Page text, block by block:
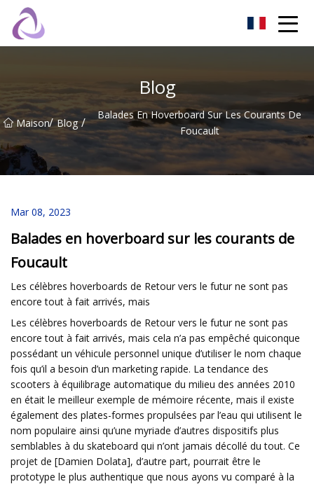
Blog
Maison/ Blog /
Balades En Hoverboard Sur Les Courants De
Foucault
Mar 08, 2023
Balades en hoverboard sur les courants de
Foucault
Les célèbres hoverboards de Retour vers le futur ne sont pas
encore tout à fait arrivés, mais
Les célèbres hoverboards de Retour vers le futur ne sont pas
encore tout à fait arrivés, mais cela n’a pas empêché quiconque
possédant un véhicule personnel unique d’utiliser le nom chaque
fois qu’il a besoin d’un marketing rapide. La tendance des
scooters à équilibrage automatique du milieu des années 2010
en était le meilleur exemple de mémoire récente, mais il existe
également des plates-formes propulsées par l’eau qui utilisent le
nom populaire ainsi qu’une myriade d’autres dispositifs plus
semblables à du skateboard qui n’ont jamais décollé du tout. Ce
projet de [Damien Dolata], d’autre part, pourrait être le
prototype le plus authentique que nous ayons vu comparé à la